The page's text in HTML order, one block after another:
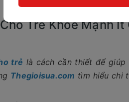
Trẻ Khỏe Mạnh Ít
trẻ là cách cần thiết để
Thegioisua.com tìm hiểu chi